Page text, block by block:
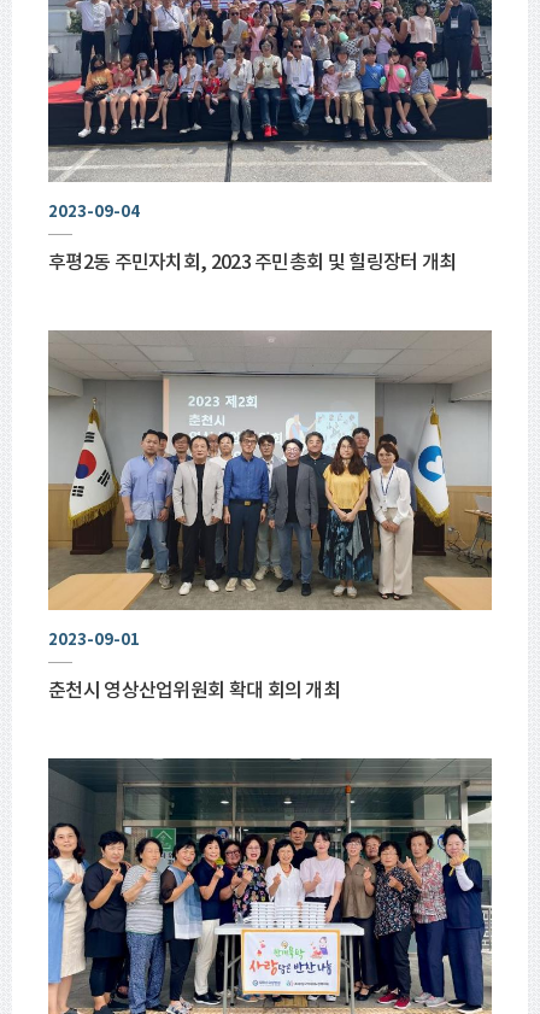
2023-09-04
후평2동 주민자치회, 2023 주민총회 및 힐링장터 개최
2023-09-01
춘천시 영상산업위원회 확대 회의 개최